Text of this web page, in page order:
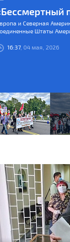
и Северная
Штаты
16:37, 04 мая, 2026